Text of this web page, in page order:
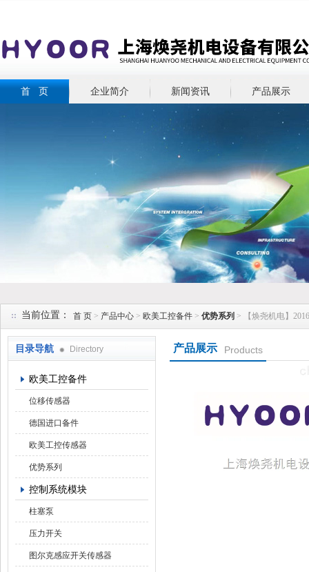
首 页 企业简介 新闻资讯 产品展示
当前位置： 首 页 > 产品中心 > 欧美工控备件 > 优势系列 > 【焕尧机电】
目录导航 Directory
欧美工控备件
位移传感器
德国进口备件
欧美工控传感器
优势系列
控制系统模块
柱塞泵
压力开关
图尔克感应开关传感器
产品展示 Products